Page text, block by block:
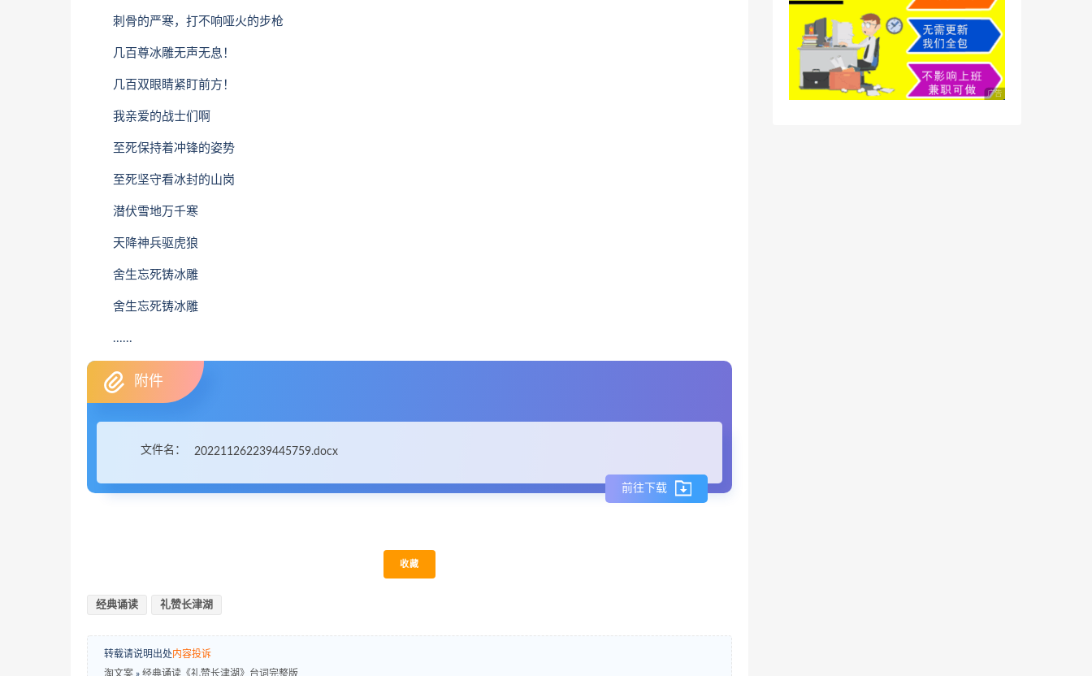
刺骨的严寒，打不响哑火的步枪
几百尊冰雕无声无息！
几百双眼睛紧盯前方！
我亲爱的战士们啊
至死保持着冲锋的姿势
至死坚守看冰封的山岗
潜伏雪地万千寒
天降神兵驱虎狼
舍生忘死铸冰雕
舍生忘死铸冰雕
......
附件
文件名： 202211262239445759.docx
前往下载
收藏
经典诵读 礼赞长津湖
转载请说明出处内容投诉
淘文案 » 经典诵读《礼赞长津湖》台词完整版